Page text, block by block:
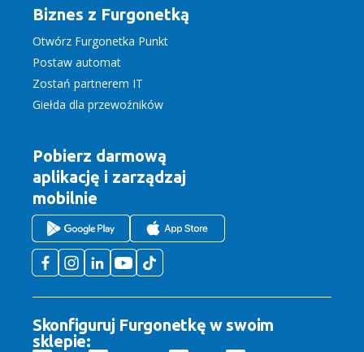
Biznes z Furgonetką
Otwórz Furgonetka Punkt
Postaw automat
Zostań partnerem IT
Giełda dla przewoźników
Pobierz darmową
aplikację i zarządzaj
mobilnie
Skonfiguruj Furgonetkę w swoim
sklepie: